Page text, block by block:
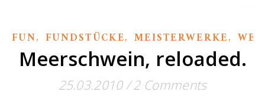
FUN, FUNDSTÜCKE, MEISTERWERKE,
Meerschwein, reloaded.
25.03.2010/ 2 Comments